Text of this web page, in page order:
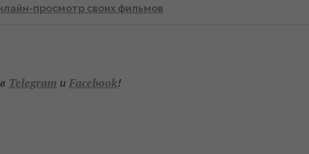
просмотр своих фильмов
Telegram и Facebook!